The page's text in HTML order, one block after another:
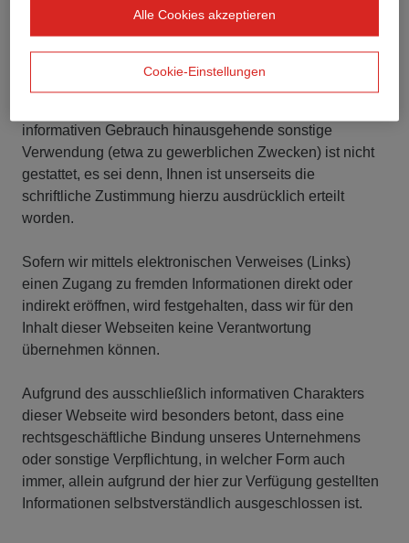
auf unserer Webseite bereitgestellten Dokumente und
unserem Unternehmen liegt und durch die Verwendung
informativen Gebrauch hinausgehende sonstige
Verwendung (etwa zu gewerblichen Zwecken) ist nicht
gestattet, es sei denn, Ihnen ist unserseits die
schriftliche Zustimmung hierzu ausdrücklich erteilt
worden.
Sofern wir mittels elektronischen Verweises (Links)
einen Zugang zu fremden Informationen direkt oder
indirekt eröffnen, wird festgehalten, dass wir für den
Inhalt dieser Webseiten keine Verantwortung
übernehmen können.
Aufgrund des ausschließlich informativen Charakters
dieser Webseite wird besonders betont, dass eine
rechtsgeschäftliche Bindung unseres Unternehmens
oder sonstige Verpflichtung, in welcher Form auch
immer, allein aufgrund der hier zur Verfügung gestellten
Informationen selbstverständlich ausgeschlossen ist.
Alle Cookies akzeptieren
Cookie-Einstellungen